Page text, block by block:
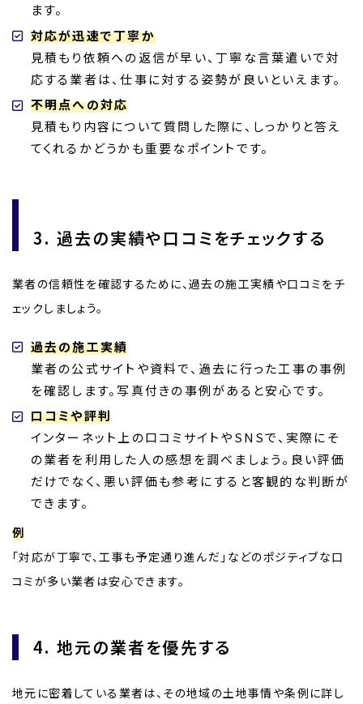
ます。
対応が迅速で丁寧か
見積もり依頼への返信が早い、丁寧な言葉遣いで対
応する業者は、仕事に対する姿勢が良いといえます。
不明点への対応
見積もり内容について質問した際に、しっかりと答え
てくれるかどうかも重要なポイントです。
3. 過去の実績や口コミをチェックする
業者の信頼性を確認するために、過去の施工実績や口コミをチ
ェックしましょう。
過去の施工実績
業者の公式サイトや資料で、過去に行った工事の事例
を確認します。写真付きの事例があると安心です。
口コミや評判
インターネット上の口コミサイトやSNSで、実際にそ
の業者を利用した人の感想を調べましょう。良い評価
だけでなく、悪い評価も参考にすると客観的な判断が
できます。
例
「対応が丁寧で、工事も予定通り進んだ」などのポジティブな口
コミが多い業者は安心できます。
4. 地元の業者を優先する
地元に密着している業者は、その地域の土地事情や条例に詳し